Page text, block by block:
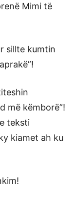
Mimi të
sillte kumtin
më këmborë”!
teksti
kiamet ah ku